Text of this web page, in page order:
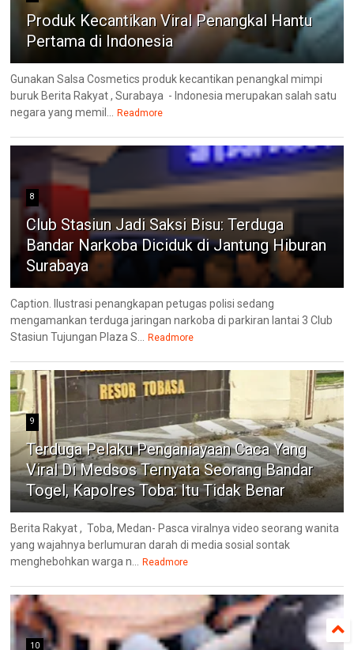
Produk Kecantikan Viral Penangkal Hantu
Pertama di Indonesia
Gunakan Salsa Cosmetics produk kecantikan penangkal mimpi
buruk Berita Rakyat , Surabaya - Indonesia merupakan salah satu
negara yang memil... Readmore
8
Club Stasiun Jadi Saksi Bisu: Terduga
Bandar Narkoba Diciduk di Jantung Hiburan
Surabaya
Caption. Ilustrasi penangkapan petugas polisi sedang
mengamankan terduga jaringan narkoba di parkiran lantai 3 Club
Stasiun Tujungan Plaza S... Readmore
9
Terduga Pelaku Penganiayaan Caca Yang
Viral Di Medsos Ternyata Seorang Bandar
Togel, Kapolres Toba: Itu Tidak Benar
Berita Rakyat , Toba, Medan- Pasca viralnya video seorang wanita
yang wajahnya berlumuran darah di media sosial sontak
menghebohkan warga n... Readmore
10